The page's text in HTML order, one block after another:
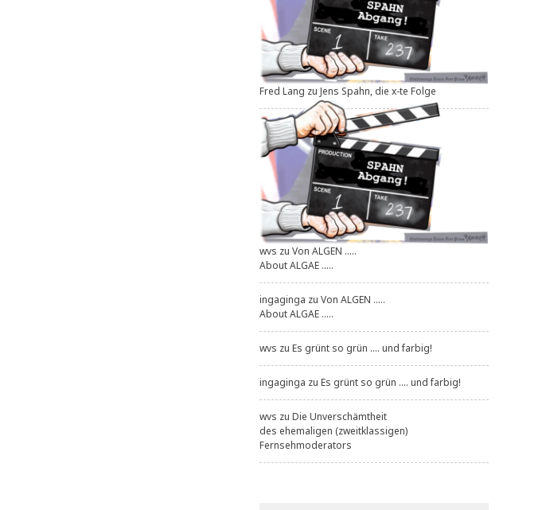
Fred Lang zu Jens Spahn, die x-te Folge
wvs zu Von ALGEN .....
About ALGAE .....
ingaginga zu Von ALGEN .....
About ALGAE .....
wvs zu Es grünt so grün .... und farbig!
ingaginga zu Es grünt so grün .... und farbig!
wvs zu Die Unverschämtheit
des ehemaligen (zweitklassigen)
Fernsehmoderators